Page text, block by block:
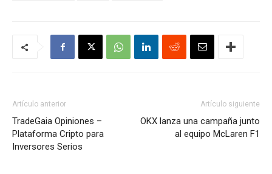
Artículo anterior
TradeGaia Opiniones –
Plataforma Cripto para
Inversores Serios
Artículo siguiente
OKX lanza una campaña junto
al equipo McLaren F1